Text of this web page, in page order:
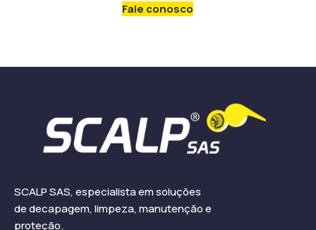
Fale conosco
SCALP SAS, especialista em soluções
de decapagem, limpeza, manutenção e
proteção.